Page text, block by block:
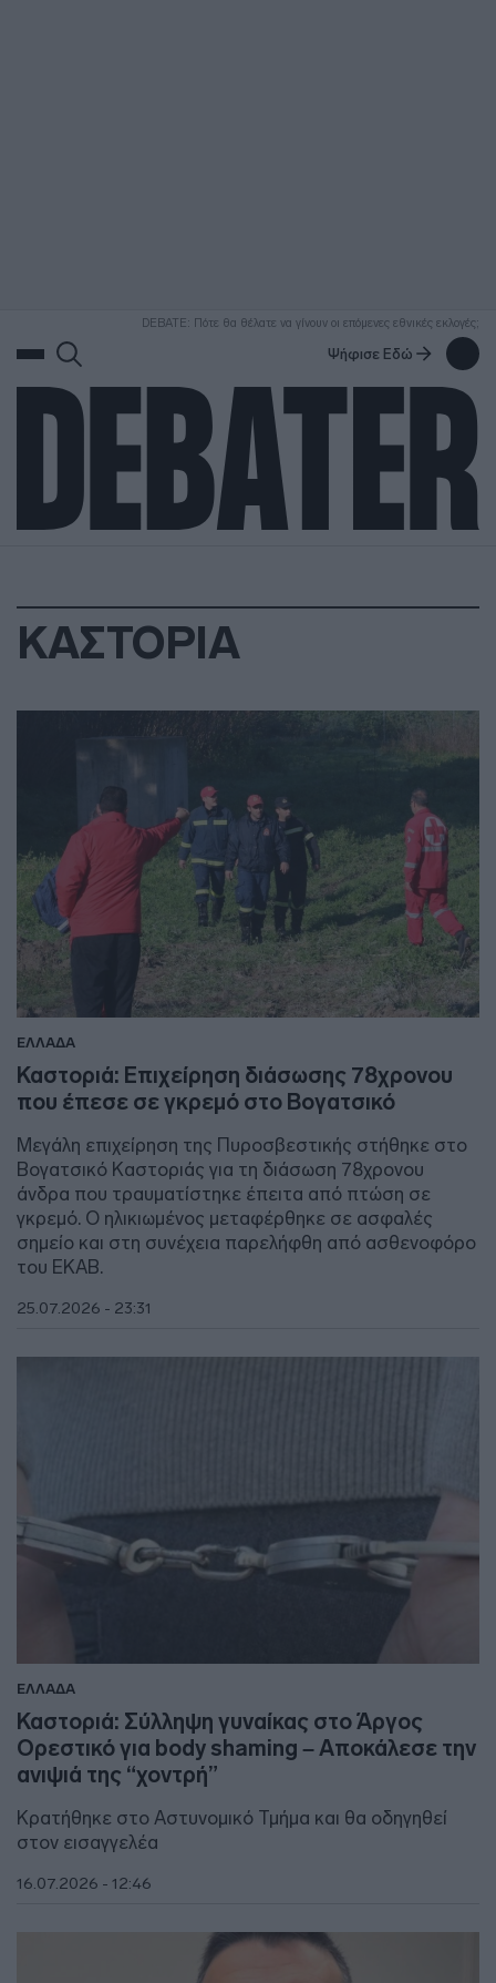
DEBATE: Πότε θα θέλατε να γίνουν οι επόμενες εθνικές εκλογές;
Ψήφισε Εδώ
ΚΑΣΤΟΡΙΑ
ΕΛΛΑΔΑ
Καστοριά: Επιχείρηση διάσωσης 78χρονου
που έπεσε σε γκρεμό στο Βογατσικό
Μεγάλη επιχείρηση της Πυροσβεστικής στήθηκε στο
Βογατσικό Καστοριάς για τη διάσωση 78χρονου
άνδρα που τραυματίστηκε έπειτα από πτώση σε
γκρεμό. Ο ηλικιωμένος μεταφέρθηκε σε ασφαλές
σημείο και στη συνέχεια παρελήφθη από ασθενοφόρο
του ΕΚΑΒ.
25.07.2026 - 23:31
ΕΛΛΑΔΑ
Καστοριά: Σύλληψη γυναίκας στο Άργος
Ορεστικό για body shaming – Αποκάλεσε την
ανιψιά της “χοντρή”
Κρατήθηκε στο Αστυνομικό Τμήμα και θα οδηγηθεί
στον εισαγγελέα
16.07.2026 - 12:46